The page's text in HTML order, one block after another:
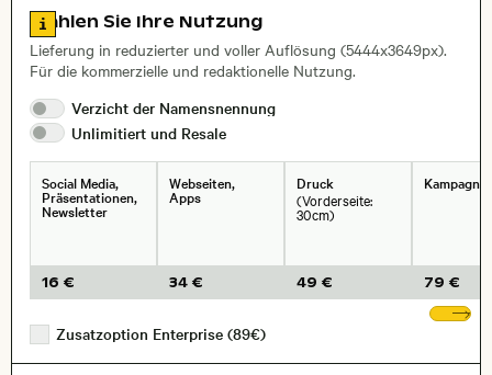
, Objektiv
Zu den Lizenzinformationen springen
Wählen Sie Ihre Nutzung
Lieferung in reduzierter und voller Auflösung (5444x3649px).
Für die kommerzielle und redaktionelle Nutzung.
Verzicht der Namensnennung
Unlimitiert und Resale
Social Media,
Präsentationen,
Newsletter
16 €
Webseiten,
Apps
34 €
Druck
(Vorderseite:
30cm)
49 € 79 €
Zusatzoption Enterprise (89€)